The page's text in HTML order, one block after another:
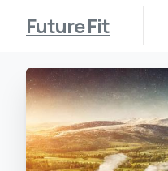
Future Fit